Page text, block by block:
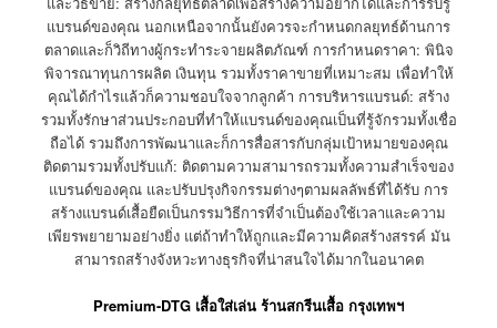
แบรนด์ของคุณ นอกเหนือจากนั้นยังควรจะกำหนดกลยุทธ์ด้านการ
ตลาดและก็วิถีทางผู้กระทำระจายผลิตภัณฑ์ การกำหนดราคา: พินิจ
พิจารณาทุนการผลิต เงินทุน รวมทั้งราคาขายที่เหมาะสม เพื่อทำให้
คุณได้กำไรแล้วก็ความชอบใจจากลูกค้า การบริหารแบรนด์: สร้าง
รวมทั้งรักษาส่วนประกอบที่ทำให้แบรนด์ของคุณเป็นที่รู้จักรวมทั้งเชื่อ
ถือได้ รวมถึงการพัฒนาและก็การสื่อสารกับกลุ่มเป้าหมายของคุณ
ติดตามรวมทั้งปรับแก้: ติดตามความสามารถรวมทั้งความสำเร็จของ
แบรนด์ของคุณ และปรับปรุงกิจกรรมต่างๆตามผลลัพธ์ที่ได้รับ การ
สร้างแบรนด์เสื้อยืดเป็นกรรมวิธีการที่จำเป็นต้องใช้เวลาและความ
เพียรพยายามอย่างยิ่ง แต่ถ้าทำให้ถูกและมีความคิดสร้างสรรค์ มัน
สามารถสร้างจังหวะทางธุรกิจที่น่าสนใจได้มากในอนาคต
Premium-DTG เสื้อใส่เล่น ร้านสกรีนเสื้อ กรุงเทพฯ